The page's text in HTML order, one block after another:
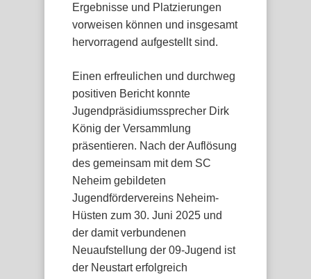
Ergebnisse und Platzierungen
vorweisen können und insgesamt
hervorragend aufgestellt sind.
Einen erfreulichen und durchweg
positiven Bericht konnte
Jugendpräsidiumssprecher Dirk
König der Versammlung
präsentieren. Nach der Auflösung
des gemeinsam mit dem SC
Neheim gebildeten
Jugendfördervereins Neheim-
Hüsten zum 30. Juni 2025 und
der damit verbundenen
Neuaufstellung der 09-Jugend ist
der Neustart erfolgreich